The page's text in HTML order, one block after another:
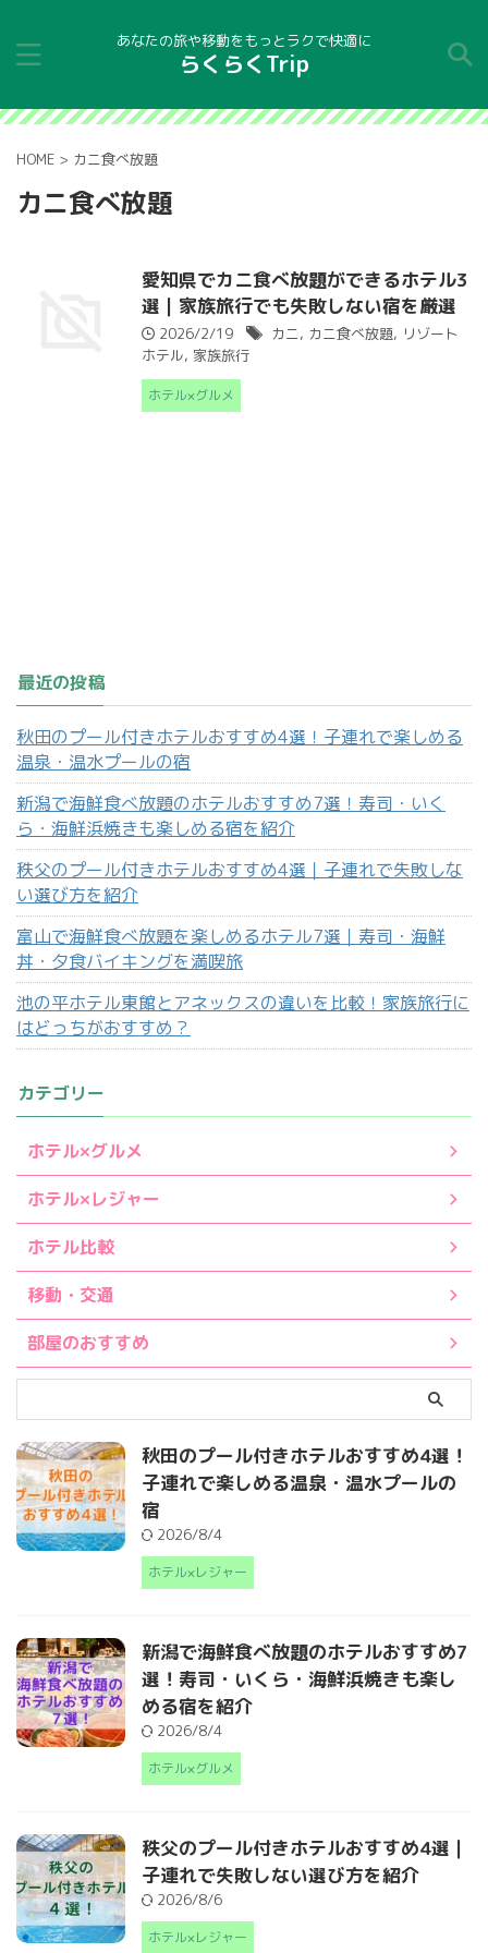
あなたの旅や移動をもっとラクで快適に
らくらくTrip
HOME > カニ食べ放題
カニ食べ放題
愛知県でカニ食べ放題ができるホテル3
選｜家族旅行でも失敗しない宿を厳選
2026/2/19 カニ, カニ食べ放題, リゾート
ホテル, 家族旅行
ホテル×グルメ
最近の投稿
秋田のプール付きホテルおすすめ4選！子連れで楽しめる
温泉・温水プールの宿
新潟で海鮮食べ放題のホテルおすすめ7選！寿司・いく
ら・海鮮浜焼きも楽しめる宿を紹介
秩父のプール付きホテルおすすめ4選｜子連れで失敗しな
い選び方を紹介
富山で海鮮食べ放題を楽しめるホテル7選｜寿司・海鮮
丼・夕食バイキングを満喫旅
池の平ホテル東館とアネックスの違いを比較！家族旅行に
はどっちがおすすめ？
カテゴリー
ホテル×グルメ
ホテル×レジャー
ホテル比較
移動・交通
部屋のおすすめ
秋田のプール付きホテルおすすめ4選！
子連れで楽しめる温泉・温水プールの
宿
2026/8/4
ホテル×レジャー
新潟で海鮮食べ放題のホテルおすすめ7
選！寿司・いくら・海鮮浜焼きも楽し
める宿を紹介
2026/8/4
ホテル×グルメ
秩父のプール付きホテルおすすめ4選｜
子連れで失敗しない選び方を紹介
2026/8/6
ホテル×レジャー